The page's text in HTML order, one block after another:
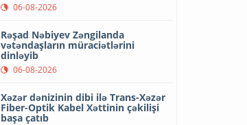
06-08-2026
Rəşad Nəbiyev Zəngilanda
vətəndaşların müraciətlərini
dinləyib
06-08-2026
Xəzər dənizinin dibi ilə Trans-Xəzər
Fiber-Optik Kabel Xəttinin çəkilişi
başa çatıb